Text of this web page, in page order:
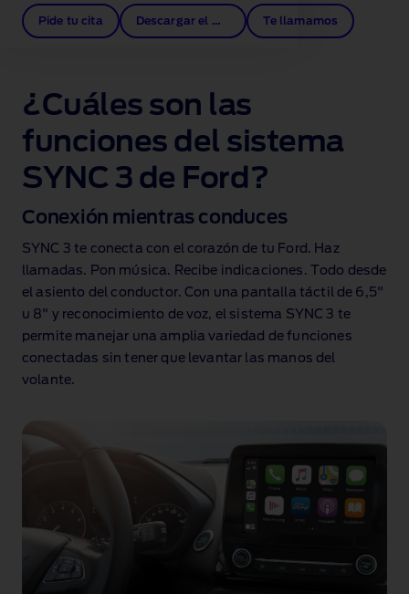
Pide tu cita Descargar el manual Te llamamos
¿Cuáles son las
funciones del sistema
SYNC 3 de Ford?
Conexión mientras conduces
SYNC 3 te conecta con el corazón de tu Ford. Haz
llamadas. Pon música. Recibe indicaciones. Todo desde
el asiento del conductor. Con una pantalla táctil de 6,5"
u 8" y reconocimiento de voz, el sistema SYNC 3 te
permite manejar una amplia variedad de funciones
conectadas sin tener que levantar las manos del
volante.